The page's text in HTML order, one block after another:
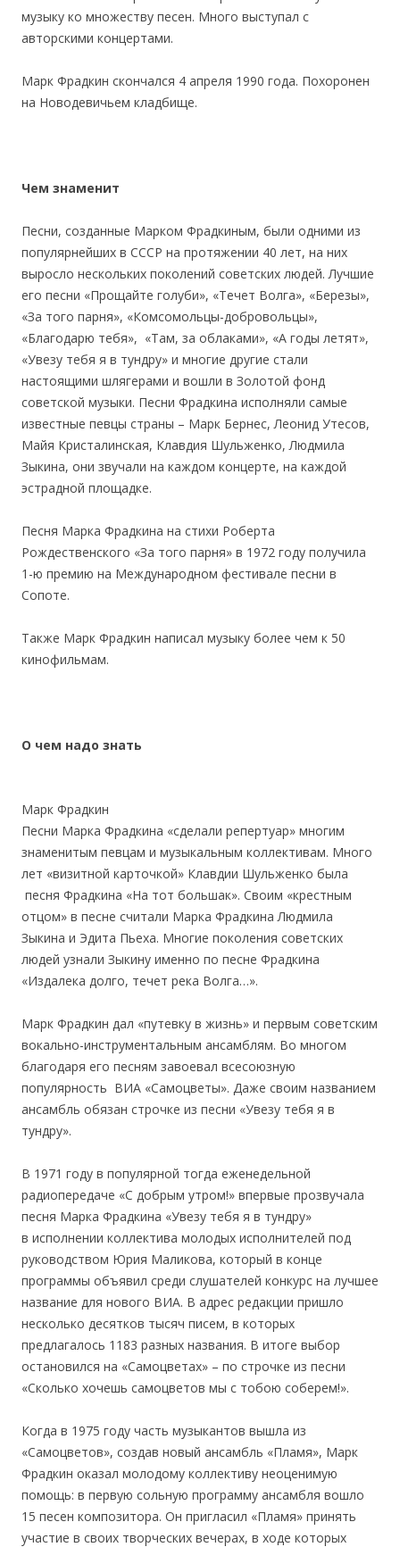
музыку ко множеству песен. Много выступал с
авторскими концертами.
Марк Фрадкин скончался 4 апреля 1990 года. Похоронен
на Новодевичьем кладбище.
Чем знаменит
Песни, созданные Марком Фрадкиным, были одними из
популярнейших в СССР на протяжении 40 лет, на них
выросло нескольких поколений советских людей. Лучшие
его песни «Прощайте голуби», «Течет Волга», «Березы»,
«За того парня», «Комсомольцы-добровольцы»,
«Благодарю тебя», «Там, за облаками», «А годы летят»,
«Увезу тебя я в тундру» и многие другие стали
настоящими шлягерами и вошли в Золотой фонд
советской музыки. Песни Фрадкина исполняли самые
известные певцы страны – Марк Бернес, Леонид Утесов,
Майя Кристалинская, Клавдия Шульженко, Людмила
Зыкина, они звучали на каждом концерте, на каждой
эстрадной площадке.
Песня Марка Фрадкина на стихи Роберта
Рождественского «За того парня» в 1972 году получила
1-ю премию на Международном фестивале песни в
Сопоте.
Также Марк Фрадкин написал музыку более чем к 50
кинофильмам.
О чем надо знать
Марк Фрадкин
Песни Марка Фрадкина «сделали репертуар» многим
знаменитым певцам и музыкальным коллективам. Много
лет «визитной карточкой» Клавдии Шульженко была
песня Фрадкина «На тот большак». Своим «крестным
отцом» в песне считали Марка Фрадкина Людмила
Зыкина и Эдита Пьеха. Многие поколения советских
людей узнали Зыкину именно по песне Фрадкина
«Издалека долго, течет река Волга…».
Марк Фрадкин дал «путевку в жизнь» и первым советским
вокально-инструментальным ансамблям. Во многом
благодаря его песням завоевал всесоюзную
популярность ВИА «Самоцветы». Даже своим названием
ансамбль обязан строчке из песни «Увезу тебя я в
тундру».
В 1971 году в популярной тогда еженедельной
радиопередаче «С добрым утром!» впервые прозвучала
песня Марка Фрадкина «Увезу тебя я в тундру»
в исполнении коллектива молодых исполнителей под
руководством Юрия Маликова, который в конце
программы объявил среди слушателей конкурс на лучшее
название для нового ВИА. В адрес редакции пришло
несколько десятков тысяч писем, в которых
предлагалось 1183 разных названия. В итоге выбор
остановился на «Самоцветах» – по строчке из песни
«Сколько хочешь самоцветов мы с тобою соберем!».
Когда в 1975 году часть музыкантов вышла из
«Самоцветов», создав новый ансамбль «Пламя», Марк
Фрадкин оказал молодому коллективу неоценимую
помощь: в первую сольную программу ансамбля вошло
15 песен композитора. Он пригласил «Пламя» принять
участие в своих творческих вечерах, в ходе которых